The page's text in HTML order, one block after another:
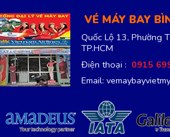
VÉ MÁY BAY
Quốc Lộ 13, Phường
TP.HCM
Điện thoại : 0915
Email: